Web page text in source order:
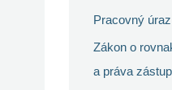
Pracovný
Zákon o
a práva